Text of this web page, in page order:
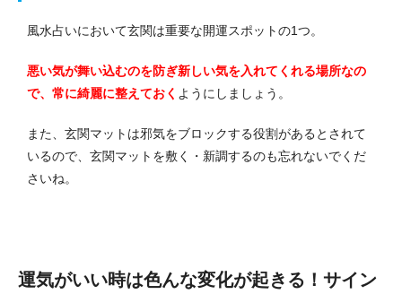
風水占いにおいて玄関は重要な開運スポットの1つ。
悪い気が舞い込むのを防ぎ新しい気を入れてくれる場所なの
で、常に綺麗に整えておく ようにしましょう。
また、玄関マットは邪気をブロックする役割があるとされて
いるので、玄関マットを敷く・新調するのも忘れないでくだ
さいね。
運気がいい時は色んな変化が起きる！サイン